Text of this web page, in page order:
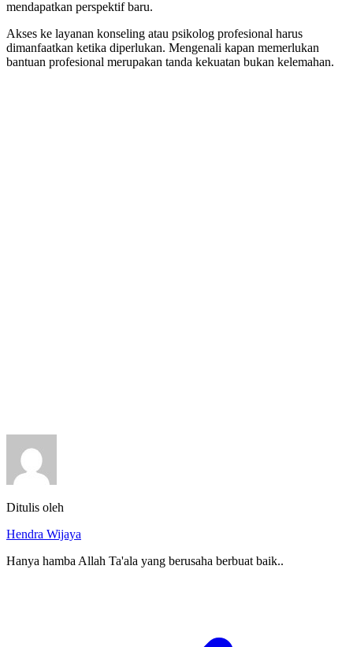
mendapatkan perspektif baru.
Akses ke layanan konseling atau psikolog profesional harus
dimanfaatkan ketika diperlukan. Mengenali kapan memerlukan
bantuan profesional merupakan tanda kekuatan bukan kelemahan.
Ditulis oleh
Hendra Wijaya
Hanya hamba Allah Ta'ala yang berusaha berbuat baik..